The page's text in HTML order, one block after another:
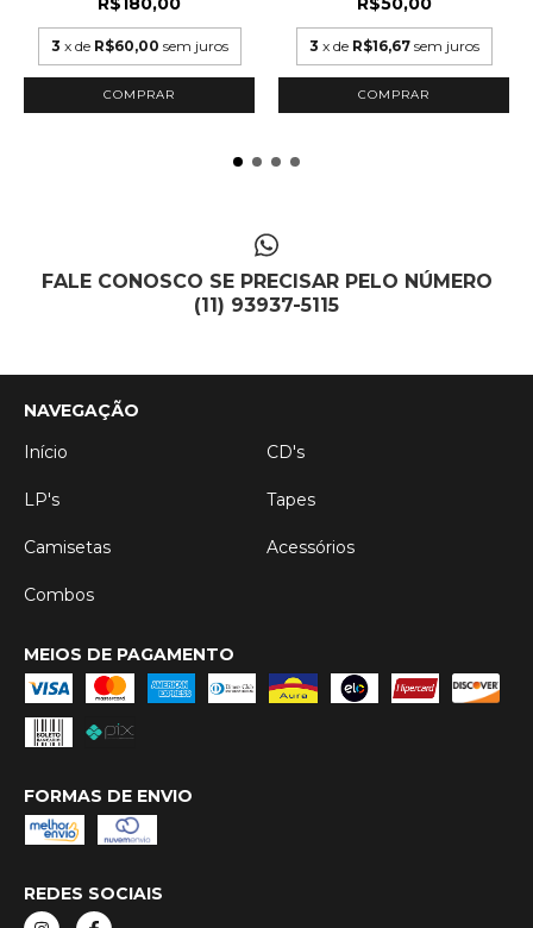
3 x de R$60,00 sem juros 3 x de R$16,67 sem juros
FALE CONOSCO SE PRECISAR PELO NÚMERO
(11) 93937-5115
NAVEGAÇÃO
Início
CD's
LP's Tapes
Camisetas Acessórios
Combos
MEIOS DE PAGAMENTO
FORMAS DE ENVIO
REDES SOCIAIS